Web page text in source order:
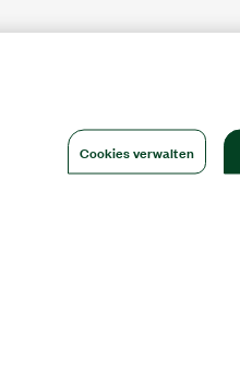
Cookies verwalten